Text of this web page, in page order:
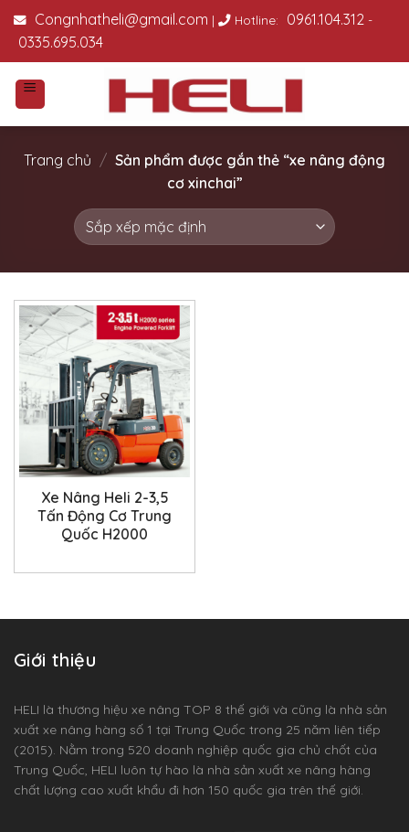
Skip Congnhatheli@gmail.com | Hotline: 0961.104.312 -
0335.695.034
Trang chủ / Sản phẩm được gắn thẻ “xe nâng động
cơ xinchai”
Xe Nâng Heli 2-3,5
Tấn Động Cơ Trung
Quốc H2000
Giới thiệu
HELI là thương hiệu xe nâng TOP 8 thế giới và cũng là nhà sản
xuất xe nâng hàng số 1 tại Trung Quốc trong 25 năm liên tiếp
(2015). Nằm trong 520 doanh nghiệp quốc gia chủ chốt của
Trung Quốc, HELI luôn tự hào là nhà sản xuất xe nâng hàng
chất lượng cao xuất khẩu đi hơn 150 quốc gia trên thế giới.